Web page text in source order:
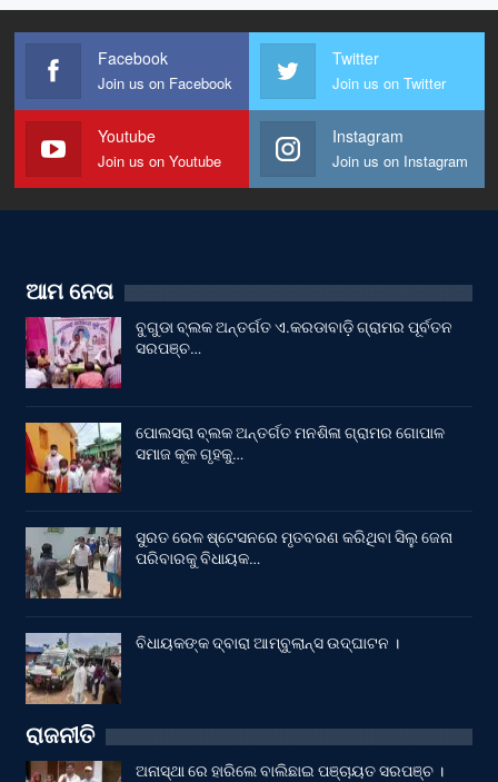
Facebook
Join us on Facebook
Twitter
Join us on Twitter
Youtube
Join us on Youtube
Instagram
Join us on Instagram
ଆମ ନେତା
ବୁଗୁଡା ବ୍ଲକ ଅନ୍ତର୍ଗତ ଏ.କରଡାବାଡ଼ି ଗ୍ରାମର ପୂର୍ବତନ
ସରପଞ୍ଚ…
ପୋଲସରା ବ୍ଲକ ଅନ୍ତର୍ଗତ ମନଶିଳା ଗ୍ରାମର ଗୋପାଳ
ସମାଜ କୂଳ ଗୃହକୁ…
ସୁରତ ରେଳ ଷ୍ଟେସନରେ ମୃତବରଣ କରିଥିବା ସିଲୁ ଜେନା
ପରିବାରକୁ ବିଧାୟକ…
ବିଧାୟକଙ୍କ ଦ୍ବାରା ଆମ୍ବୁଲାନ୍ସ ଉଦ୍‌ଘାଟନ ।
ରାଜନୀତି
ଅନାସ୍ଥା ରେ ହାରିଲେ ବାଲିଛାଇ ପଞ୍ଚାୟତ ସରପଞ୍ଚ ।